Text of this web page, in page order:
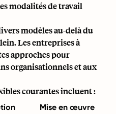
modalités de travail
modèles au-delà du
Les entreprises à
approches pour
organisationnels et aux
courantes incluent :
Mise en œuvre